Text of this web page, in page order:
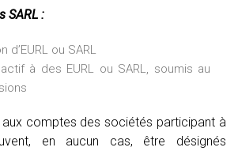
SARL :
d’EURL ou SARL
à des EURL ou SARL, soumis au
comptes des sociétés participant à
en aucun cas, être désignés